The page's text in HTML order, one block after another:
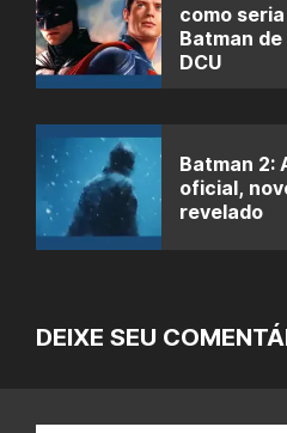
como
Batman
DCU
Batman 2:
oficial,
revelado
DEIXE SEU